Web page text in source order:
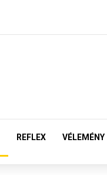
REFLEX VÉLEMÉNY